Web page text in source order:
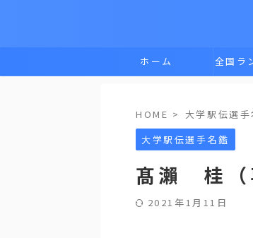
ホーム 全国ラ
HOME > 大学駅伝選手
大学駅伝選手名鑑
髙瀨 桂（
2021年1月11日